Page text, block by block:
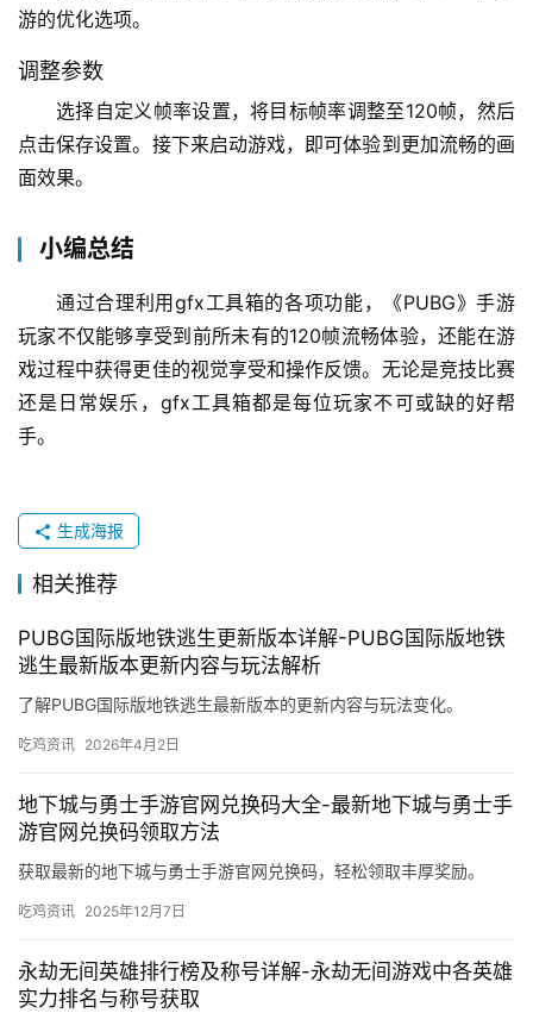
游的优化选项。
调整参数
选择自定义帧率设置，将目标帧率调整至120帧，然后
点击保存设置。接下来启动游戏，即可体验到更加流畅的画
面效果。
小编总结
通过合理利用gfx工具箱的各项功能，《PUBG》手游
玩家不仅能够享受到前所未有的120帧流畅体验，还能在游
戏过程中获得更佳的视觉享受和操作反馈。无论是竞技比赛
还是日常娱乐，gfx工具箱都是每位玩家不可或缺的好帮
手。
生成海报
相关推荐
PUBG国际版地铁逃生更新版本详解-PUBG国际版地铁
逃生最新版本更新内容与玩法解析
了解PUBG国际版地铁逃生最新版本的更新内容与玩法变化。
吃鸡资讯 2026年4月2日
地下城与勇士手游官网兑换码大全-最新地下城与勇士手
游官网兑换码领取方法
获取最新的地下城与勇士手游官网兑换码，轻松领取丰厚奖励。
吃鸡资讯 2025年12月7日
永劫无间英雄排行榜及称号详解-永劫无间游戏中各英雄
实力排名与称号获取